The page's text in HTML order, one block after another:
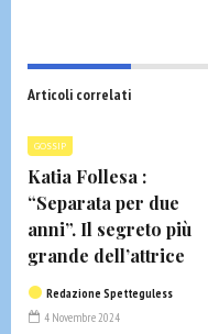
Articoli correlati
GOSSIP
Katia Follesa :
“Separata per due
anni”. Il segreto più
grande dell’attrice
Redazione Spetteguless
4 Novembre 2024